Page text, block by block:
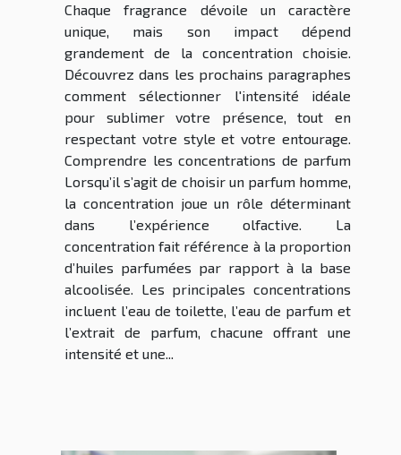
Chaque fragrance dévoile un caractère
unique, mais son impact dépend
grandement de la concentration choisie.
Découvrez dans les prochains paragraphes
comment sélectionner l'intensité idéale
pour sublimer votre présence, tout en
respectant votre style et votre entourage.
Comprendre les concentrations de parfum
Lorsqu’il s’agit de choisir un parfum homme,
la concentration joue un rôle déterminant
dans l’expérience olfactive. La
concentration fait référence à la proportion
d’huiles parfumées par rapport à la base
alcoolisée. Les principales concentrations
incluent l’eau de toilette, l’eau de parfum et
l’extrait de parfum, chacune offrant une
intensité et une...